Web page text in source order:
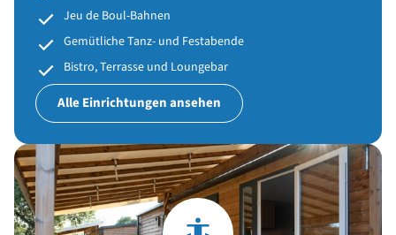
Jeu de Boul-Bahnen
Gemütliche Tanz- und Festabende
Bistro, Terrasse und Loungebar
Alle Einrichtungen ansehen